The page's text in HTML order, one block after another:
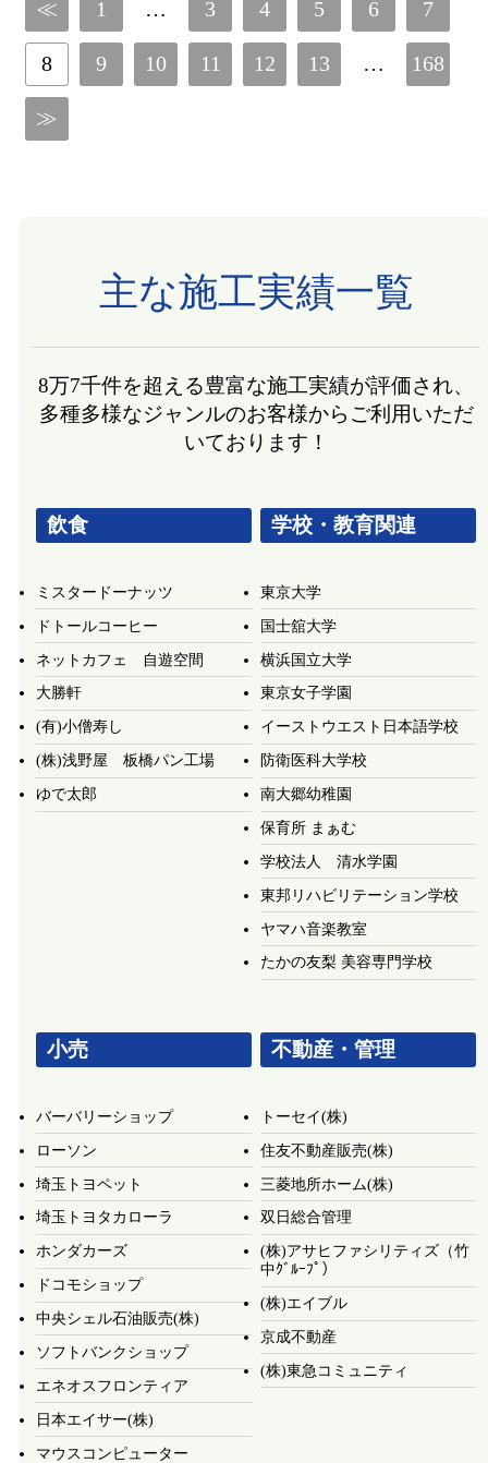
≪ 1 … 3 4 5 6 7
8 9 10 11 12 13 … 168
≫
主な施工実績一覧
8万7千件を超える豊富な施工実績が評価され、
多種多様なジャンルのお客様からご利用いただ
いております！
飲食
ミスタードーナッツ
ドトールコーヒー
ネットカフェ 自遊空間
大勝軒
(有)小僧寿し
(株)浅野屋 板橋パン工場
ゆで太郎
学校・教育関連
東京大学
国士舘大学
横浜国立大学
東京女子学園
イーストウエスト日本語学校
防衛医科大学校
南大郷幼稚園
保育所 まぁむ
学校法人 清水学園
東邦リハビリテーション学校
ヤマハ音楽教室
たかの友梨 美容専門学校
小売
バーバリーショップ
ローソン
埼玉トヨペット
埼玉トヨタカローラ
ホンダカーズ
ドコモショップ
中央シェル石油販売(株)
ソフトバンクショップ
エネオスフロンティア
日本エイサー(株)
マウスコンピューター
不動産・管理
トーセイ(株)
住友不動産販売(株)
三菱地所ホーム(株)
双日総合管理
(株)アサヒファシリティズ（竹
中ｸﾞﾙｰﾌﾟ）
(株)エイブル
京成不動産
(株)東急コミュニティ